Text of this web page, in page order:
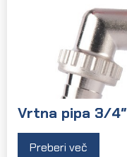
Vrtna pipa 3/4″
Preberi več